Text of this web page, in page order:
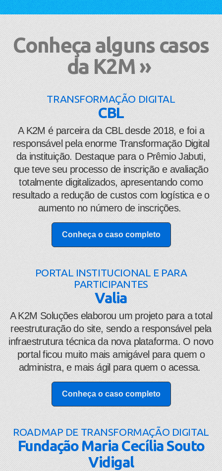
Conheça alguns casos
da K2M »
TRANSFORMAÇÃO DIGITAL
CBL
​A K2M é parceira da CBL desde 2018, e foi a
responsável pela enorme Transformação Digital
da instituição. Destaque para o Prêmio Jabuti,
que teve seu processo de inscrição e avaliação
totalmente digitalizados, apresentando como
resultado a redução de custos com logística e o
aumento no número de inscrições.
Conheça o caso completo
PORTAL INSTITUCIONAL E PARA
PARTICIPANTES
Valia
​​A K2M Soluções elaborou um projeto para a total
reestruturação do site, sendo a responsável pela
infraestrutura técnica da nova plataforma. O novo
portal ficou muito mais amigável para quem o
administra, e mais ágil para quem o acessa.
Conheça o caso completo
ROADMAP DE TRANSFORMAÇÃO DIGITAL
Fundação Maria Cecília Souto
Vidigal